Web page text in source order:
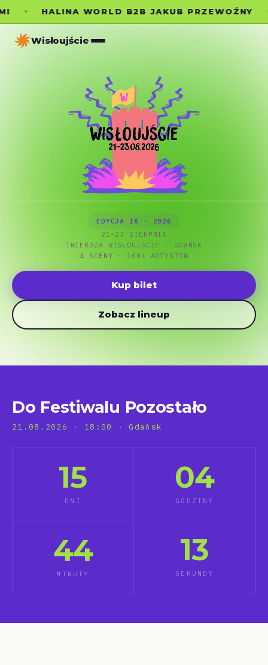
HALINA WORLD B2B JAKUB PRZEWOŹNY
Wisłoujście
Edycje
EDYCJA IX · 2026
21–23 SIERPNIA
TWIERDZA WISŁOUJŚCIE · GDAŃSK
4 SCENY · 100+ ARTYSTÓW
Kup bilet
Zobacz lineup
Do Festiwalu Pozostało
21.08.2026 · 18:00 · Gdańsk
15
DNI
04
GODZINY
44
MINUTY
10
SEKUNDY